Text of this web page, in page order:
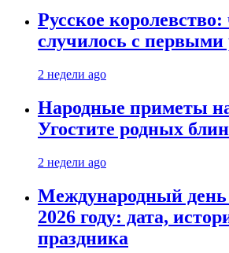
Русское королевство:
случилось с первыми
2 недели ago
Народные приметы
Угостите родных
2 недели ago
Международный
2026 году: дата,
праздника